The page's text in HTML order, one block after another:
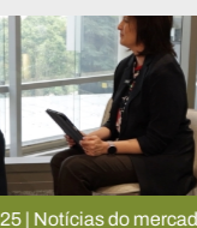
do mercado